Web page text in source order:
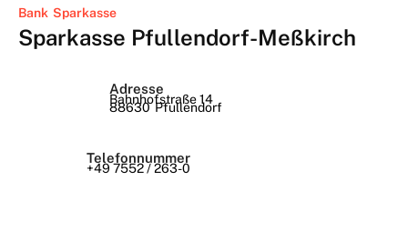
Bank Sparkasse
Sparkasse Pfullendorf-Meßkirch
Adresse
Bahnhofstraße 14
88630 Pfullendorf
Telefonnummer
+49 7552 / 263-0